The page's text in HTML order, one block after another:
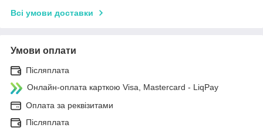
Всі умови доставки
Умови оплати
Післяплата
Онлайн-оплата карткою Visa, Mastercard - LiqPay
Оплата за реквізитами
Післяплата